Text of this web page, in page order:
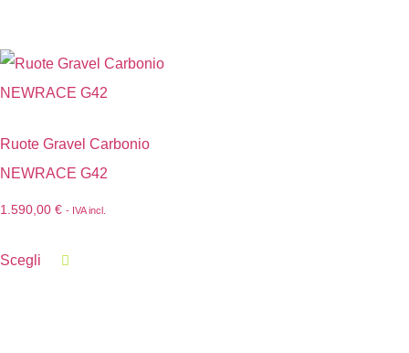
Ruote Gravel Carbonio
NEWRACE G42
1.590,00 € - IVA incl.
Scegli